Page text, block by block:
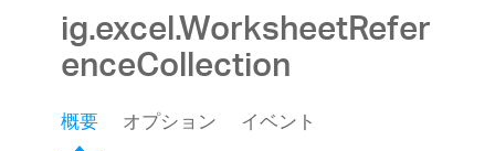
ig.excel.WorksheetRefer
enceCollection
概要 オプション
イベント